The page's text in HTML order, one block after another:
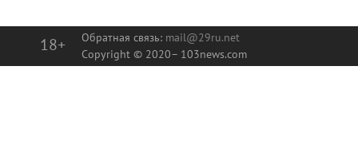
18+ Обратная связь: mail@29ru.net
Copyright © 2020– 103news.com